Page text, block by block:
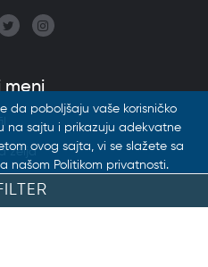
meni
želja
da poboljšaju vaše korisničko
na sajtu i prikazuju adekvatne
ovog sajta, vi se slažete sa
našom Politikom privatnosti.
kolačiće